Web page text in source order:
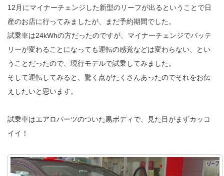
12月にマイナーチェンジした新型のリーフが出るということで日
産のお店に行ってみましたが、まだ予約期間でした。
試乗車は24kWhの方だったのですが、マイナーチェンジでバッテ
リーが変わることになっても運転の感覚などは変わらない、とい
うことだったので、現行モデルで試乗してみました。
そして運転してみると、驚く点がたくさんあったのでそれをお伝
えしたいと思います。
試乗車はエアロパーツのついた黒ボディで、見た目がまずカッコ
イイ！